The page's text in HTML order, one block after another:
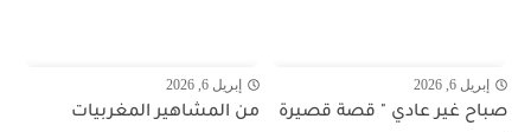
إبريل 6, 2026
صباح غير عادي " قصة قصيرة
إبريل 6, 2026
من المشاهير المغربيات